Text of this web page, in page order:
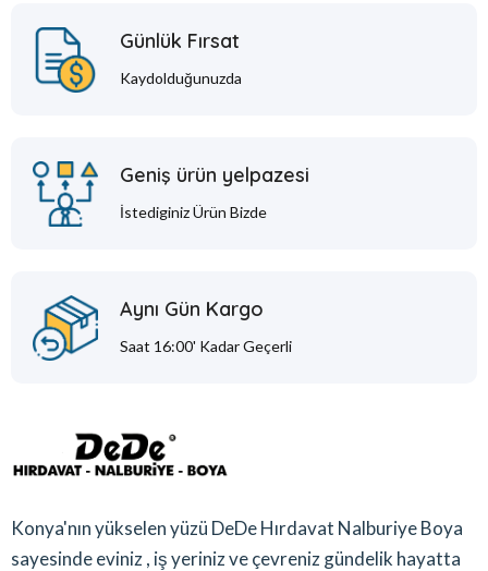
Günlük Fırsat
Kaydolduğunuzda
Geniş ürün yelpazesi
İstediginiz Ürün Bizde
Aynı Gün Kargo
Saat 16:00' Kadar Geçerli
Konya'nın yükselen yüzü DeDe Hırdavat Nalburiye Boya
sayesinde eviniz , iş yeriniz ve çevreniz gündelik hayatta